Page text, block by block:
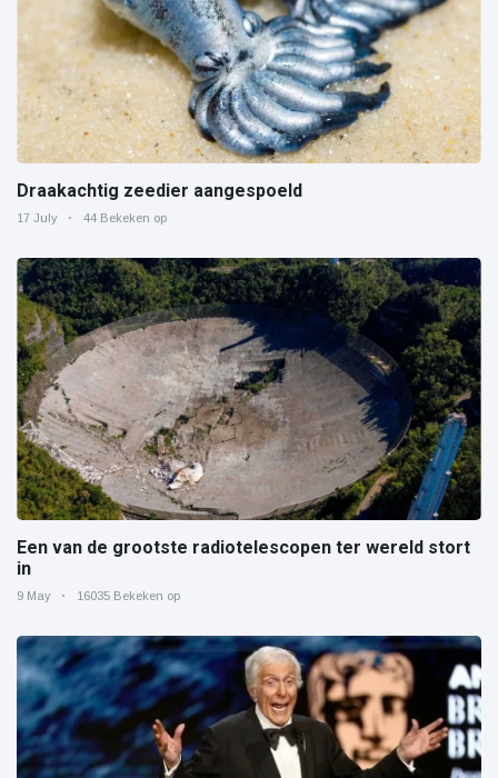
Draakachtig zeedier aangespoeld
17 July 44 Bekeken op
Een van de grootste radiotelescopen ter wereld stort
in
9 May 16035 Bekeken op